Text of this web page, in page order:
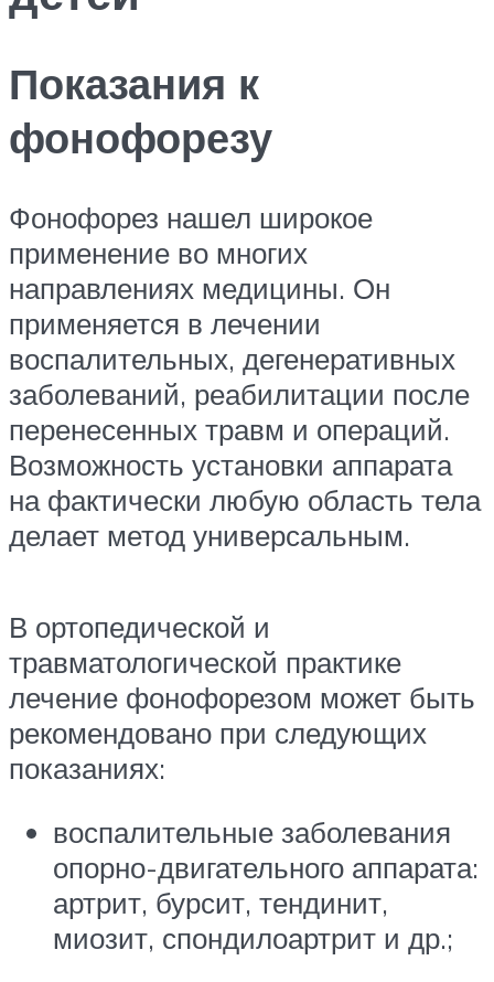
Показания к
фонофорезу
Фонофорез нашел широкое
применение во многих
направлениях медицины. Он
применяется в лечении
воспалительных, дегенеративных
заболеваний, реабилитации после
перенесенных травм и операций.
Возможность установки аппарата
на фактически любую область тела
делает метод универсальным.
В ортопедической и
травматологической практике
лечение фонофорезом может быть
рекомендовано при следующих
показаниях:
воспалительные заболевания
опорно-двигательного аппарата:
артрит, бурсит, тендинит,
миозит, спондилоартрит и др.;